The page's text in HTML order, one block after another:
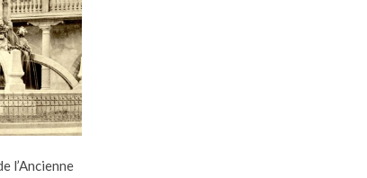
l’Ancienne